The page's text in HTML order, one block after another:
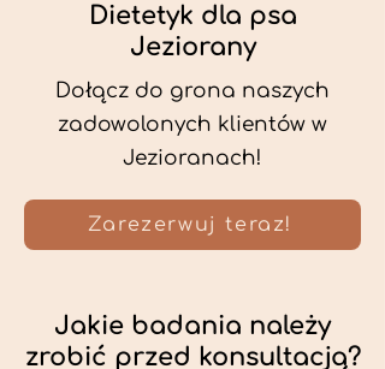
Dietetyk dla psa
Jeziorany
Dołącz do grona naszych
zadowolonych klientów w
Jezioranach!
Zarezerwuj teraz!
Jakie badania należy
zrobić przed konsultacją?